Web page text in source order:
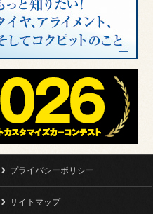
プライバシーポリシー
サイトマップ